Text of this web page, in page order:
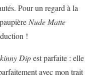
Pour un regard à la
Nude Matte
!
Dipest parfaite : elle
avec mon trait